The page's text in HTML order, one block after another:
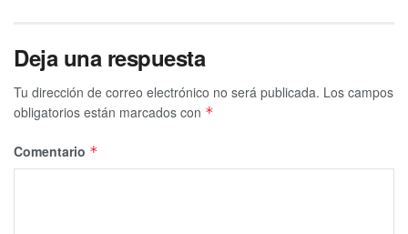
Deja una respuesta
Tu dirección de correo electrónico no será publicada. Los campos
obligatorios están marcados con *
Comentario *